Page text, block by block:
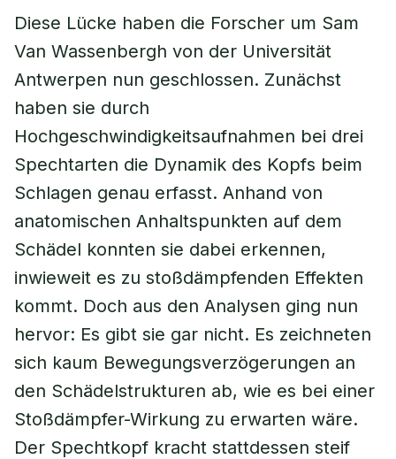
Diese Lücke haben die Forscher um Sam
Van Wassenbergh von der Universität
Antwerpen nun geschlossen. Zunächst
haben sie durch
Hochgeschwindigkeitsaufnahmen bei drei
Spechtarten die Dynamik des Kopfs beim
Schlagen genau erfasst. Anhand von
anatomischen Anhaltspunkten auf dem
Schädel konnten sie dabei erkennen,
inwieweit es zu stoßdämpfenden Effekten
kommt. Doch aus den Analysen ging nun
hervor: Es gibt sie gar nicht. Es zeichneten
sich kaum Bewegungsverzögerungen an
den Schädelstrukturen ab, wie es bei einer
Stoßdämpfer-Wirkung zu erwarten wäre.
Der Spechtkopf kracht stattdessen steif